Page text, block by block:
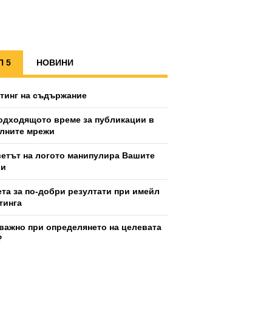
5 НОВИНИ
на съдържание
време за публикации в
мрежи
на логото манипулира Вашите
за по-добри резултати при имейл
при определянето на целевата